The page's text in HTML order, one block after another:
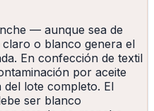
— aunque sea de
o blanco genera el
En confección de textil
por aceite
del lote completo. El
ser blanco